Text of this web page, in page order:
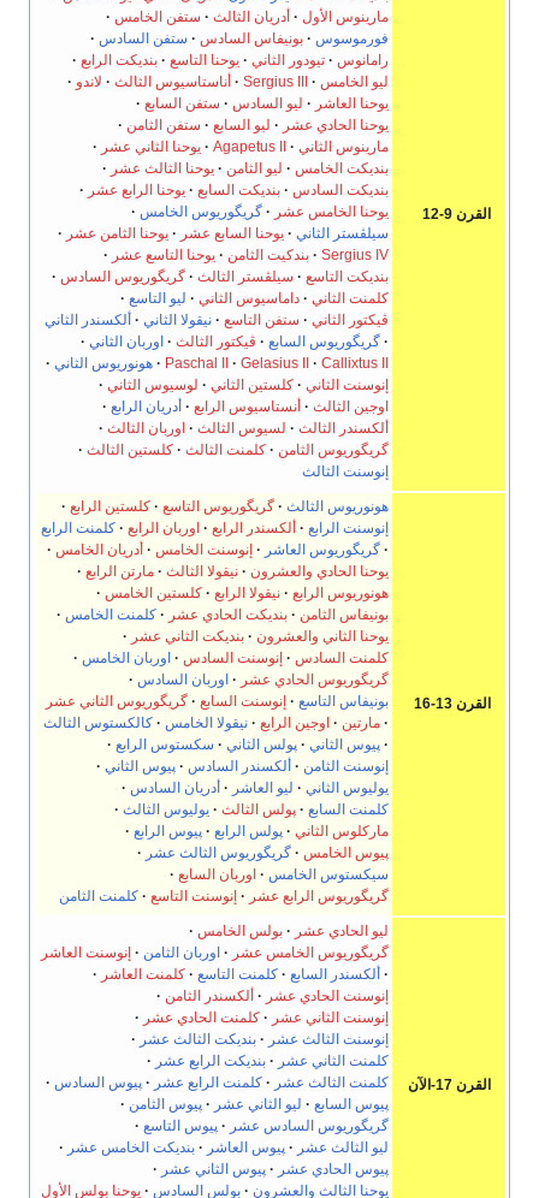
القرن 9-12
مارينوس الأول
أدريان الثالث
ستفن الخامس
فورموسوس
بونيفاس السادس
ستفن السادس
رامانوس
تيودور الثاني يوحنا التاسع
بنديكت الرابع
ليو الخامس
Sergius III أناستاسيوس الثالث
لاندو
يوحنا العاشر
ليو السادس
ستفن السابع
يوحنا الحادي عشر
ليو السابع
ستفن الثامن
مارينوس الثاني
Agapetus II
يوحنا الثاني عشر
بنديكت الخامس
ليو الثامن
يوحنا الثالث عشر
بنديكت السادس
بنديكت السابع
يوحنا الرابع عشر
يوحنا الخامس عشر
گريگوريوس الخامس
سيلڤستر الثاني
يوحنا السابع عشر
يوحنا الثامن عشر
Sergius IV
بندكيت الثامن
يوحنا التاسع عشر
بنديكت التاسع
سيلڤستر الثالث
گريگوريوس السادس
كلمنت الثاني
داماسيوس الثاني
ليو التاسع
ڤيكتور الثاني
ستفن التاسع نيقولا الثاني
ألكسندر الثاني
گريگوريوس السابع
ڤيكتور الثالث
اوربان الثاني
Paschal II
Gelasius II Callixtus II
هونوريوس الثاني
إنوسنت الثاني
كلستين الثاني
لوسيوس الثاني
اوجين الثالث
أنستاسيوس الرابع
أدريان الرابع
ألكسندر الثالث
لسيوس الثالث
اوربان الثالث
گريگوريوس الثامن
كلمنت الثالث
كلستين الثالث
إنوسنت الثالث
القرن 13-16
هونوريوس الثالث گريگوريوس التاسع
كلستين الرابع
إنوسنت الرابع
ألكسندر الرابع اوربان الرابع
كلمنت الرابع
گريگوريوس العاشر
إنوسنت الخامس
أدريان الخامس
يوحنا الحادي والعشرون
نيقولا الثالث
مارتن الرابع
هونوريوس الرابع
نيقولا الرابع
كلستين الخامس
بونيفاس الثامن
بنديكت الحادي عشر
كلمنت الخامس
يوحنا الثاني والعشرون
بنديكت الثاني عشر
كلمنت السادس
إنوسنت السادس
اوربان الخامس
گريگوريوس الحادي عشر
اوربان السادس
بونيفاس التاسع
إنوسنت السابع
گريگوريوس الثاني عشر
مارتين
اوجين الرابع نيقولا الخامس
كالكستوس الثالث
پيوس الثاني
پولس الثاني
سكستوس الرابع
إنوسنت الثامن
ألكسندر السادس
پيوس الثاني
يوليوس الثاني
ليو العاشر
أدريان السادس
كلمنت السابع
پولس الثالث
يوليوس الثالث
ماركلوس الثاني
پولس الرابع
پيوس الرابع
پيوس الخامس
گريگوريوس الثالث عشر
سيكستوس الخامس
اوربان السابع
گريگوريوس الرابع عشر
إنوسنت التاسع كلمنت الثامن
القرن 17-الآن
ليو الحادي عشر
بولس الخامس
گريگوريوس الخامس عشر
اوربان الثامن
إنوسنت العاشر
ألكسندر السابع
كلمنت التاسع
كلمنت العاشر
إنوسنت الحادي عشر
ألكسندر الثامن
إنوسنت الثاني عشر
كلمنت الحادي عشر
إنوسنت الثالث عشر
بنديكت الثالث عشر
كلمنت الثاني عشر
بنديكت الرابع عشر
كلمنت الثالث عشر
كلمنت الرابع عشر
پيوس السادس
پيوس السابع
ليو الثاني عشر
پيوس الثامن
گريگوريوس السادس عشر
پيوس التاسع
ليو الثالث عشر
پيوس العاشر
بنديكت الخامس عشر
پيوس الحادي عشر
پيوس الثاني عشر
يوحنا الثالث والعشرون
بولس السادس يوحنا بولس الأول